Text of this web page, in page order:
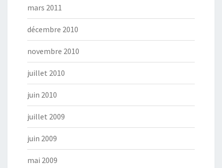
mars 2011
décembre 2010
novembre 2010
juillet 2010
juin 2010
juillet 2009
juin 2009
mai 2009